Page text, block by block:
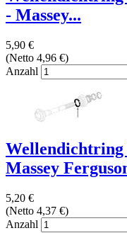
- Massey...
5,90 €
(Netto 4,96 €)
Anzahl
Wellendichtring
Massey
5,20 €
(Netto 4,37 €)
Anzahl